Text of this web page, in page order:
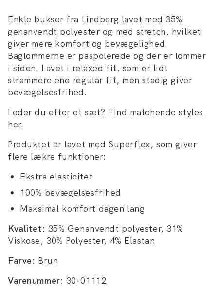
Enkle bukser fra Lindberg lavet med 35%
genanvendt polyester og med stretch, hvilket
giver mere komfort og bevægelighed.
Baglommerne er paspolerede og der er lommer
i siden. Lavet i relaxed fit, som er lidt
strammere end regular fit, men stadig giver
bevægelsesfrihed.
Leder du efter et sæt? Find matchende styles
her.
Produktet er lavet med Superflex, som giver
flere lækre funktioner:
Ekstra elasticitet
100% bevægelsesfrihed
Maksimal komfort dagen lang
Kvalitet: 35% Genanvendt polyester, 31%
Viskose, 30% Polyester, 4% Elastan
Farve: Brun
Varenummer: 30-01112